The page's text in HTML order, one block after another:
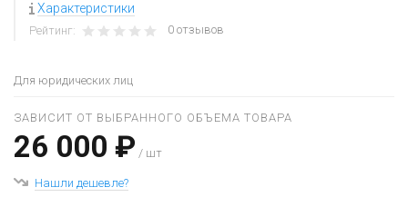
Характеристики
Рейтинг: 0 отзывов
Для юридических лиц
ЗАВИСИТ ОТ ВЫБРАННОГО ОБЪЕМА ТОВАРА
26 000 ₽ / шт
Нашли дешевле?